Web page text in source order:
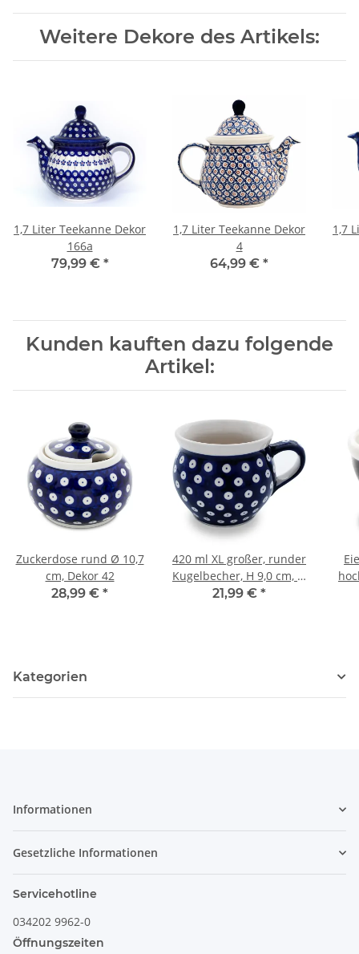
Weitere Dekore des Artikels:
1,7 Liter Teekanne Dekor
166a
79,99 € *
1,7 Liter Teekanne Dekor
4
64,99 € *
1,7
Kunden kauften dazu folgende
Artikel:
Zuckerdose rund Ø 10,7
cm, Dekor 42
28,99 € *
420 ml XL großer, runder
Kugelbecher, H 9,0 cm, Ø
9,5 cm, Dekor 42
21,99 € *
Kategorien
Informationen
Gesetzliche Informationen
Servicehotline
034202 9962-0
Öffnungszeiten